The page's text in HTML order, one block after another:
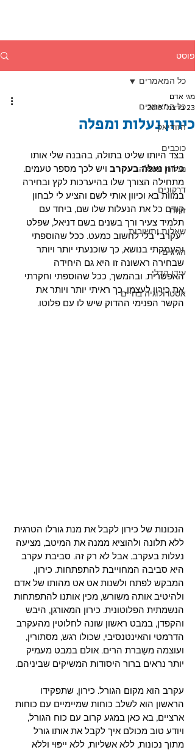
פוסט
כל המאמרים
הזודיאק
כוכבים
נעלות ומפלה
דרקונים
זויות
שאלות ותשובות
הגיגים
עידן הדלי
אסטרולוגיה בחיים
כל המאמרים
כירון נעלות ומפלה
מגי אדם
23 בדצמ׳ 2019
בצד היותו שליט בתולה, בהבנה שלי אותו
כירון נעלה בעקרב ויש לכך מספר טעמים.
מתחילה הצורך שלו בהיערכות לקץ ובחירה
במוות בא וכיוון אותי לשם והציע לי לבחון
קודם כל את הנעלות שלו שם, ביחד עם
תלמיד צעיר ורך בשנים בשם דניאל, שפלט
"עקרב" בלי לחשוב כמעט. ככל שהוספתי
והעמקתי בנושא, כך שוכנעתי יותר ויותר
שבחירה ראשונה זו היא גם היחידה
האפשרית. ובהמשך, ככל שהוספתי וחקרתי
את כירון לעצמו, כך ראיתי יותר ויותר את
הקשר הפנימי ההדוק שיש לו עם פלוטו.
הנכונות של כירון לקבל את מנת גורלו הטרגית
ללא תלונה ולהוציא ממנה את המיטב, מציעה
נעלות בעקרב. אבל לא רק זה. סביבת עקרב
היא סביבה המחוייבת להתפתחות. כירון,
המבקש לפתח ולשנות אט אט מהותו של אדם
ולהיטיב אותה משורש, מכין אותנו להתפתחות
הנשמתית הפלוטונית. כירון המאורגן, היבש
והקפדן, במבט ראשון שונה לחלוטין מהעקרב
הדרמטי והאינטנסיבי, שכולו רגש, מסתורין,
ועוצמה משַבּרת הרים. אולם במבט מעמיק
יותר נראים ברור היסודות המשיקים שביניהם.
עקרב הוא מקום הגורל. כירון, שתפקידו
הראשון הוא לשלב כוחות שמיימיים עם כוחות
ארציים, בא כאן במגע קרוב עם כוח הגורל,
ויודע טוב מכולם איך לקבל את אותו גורל
מתוך נכונות, ללא אשליות, ללא ייפּוּי וללא